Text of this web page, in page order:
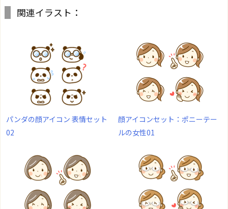
関連イラスト：
パンダの顔アイコン 表情セット
02
顔アイコンセット：ポニーテー
ルの女性01